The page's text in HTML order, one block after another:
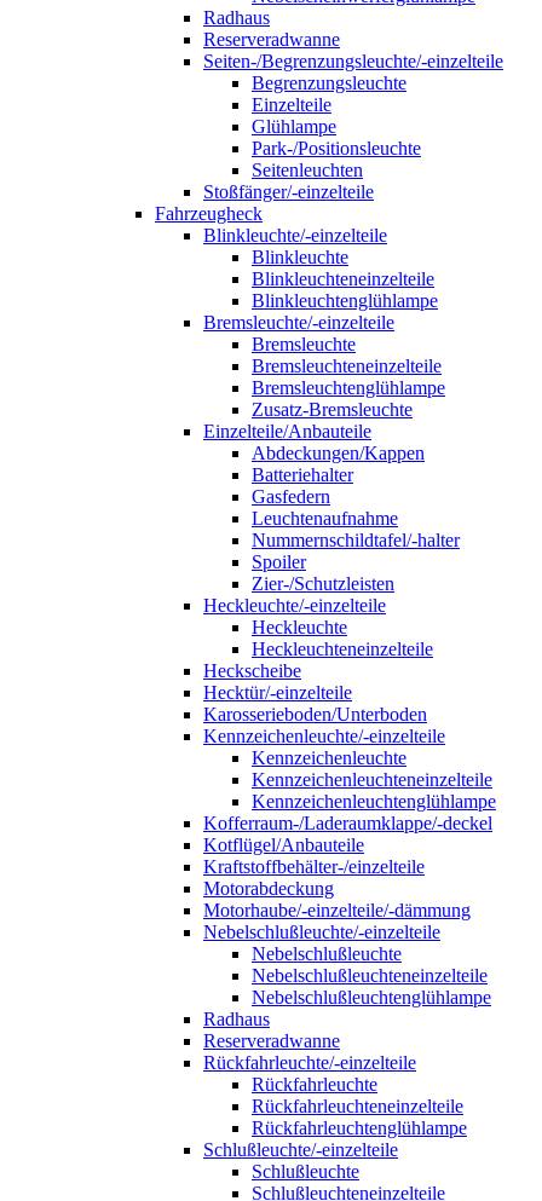
Radhaus
Reserveradwanne
Seiten-/Begrenzungsleuchte/-einzelteile
Begrenzungsleuchte
Einzelteile
Glühlampe
Park-/Positionsleuchte
Seitenleuchten
Stoßfänger/-einzelteile
Fahrzeugheck
Blinkleuchte/-einzelteile
Blinkleuchte
Blinkleuchteneinzelteile
Blinkleuchtenglühlampe
Bremsleuchte/-einzelteile
Bremsleuchte
Bremsleuchteneinzelteile
Bremsleuchtenglühlampe
Zusatz-Bremsleuchte
Einzelteile/Anbauteile
Abdeckungen/Kappen
Batteriehalter
Gasfedern
Leuchtenaufnahme
Nummernschildtafel/-halter
Spoiler
Zier-/Schutzleisten
Heckleuchte/-einzelteile
Heckleuchte
Heckleuchteneinzelteile
Heckscheibe
Hecktür/-einzelteile
Karosserieboden/Unterboden
Kennzeichenleuchte/-einzelteile
Kennzeichenleuchte
Kennzeichenleuchteneinzelteile
Kennzeichenleuchtenglühlampe
Kofferraum-/Laderaumklappe/-deckel
Kotflügel/Anbauteile
Kraftstoffbehälter-/einzelteile
Motorabdeckung
Motorhaube/-einzelteile/-dämmung
Nebelschlußleuchte/-einzelteile
Nebelschlußleuchte
Nebelschlußleuchteneinzelteile
Nebelschlußleuchtenglühlampe
Radhaus
Reserveradwanne
Rückfahrleuchte/-einzelteile
Rückfahrleuchte
Rückfahrleuchteneinzelteile
Rückfahrleuchtenglühlampe
Schlußleuchte/-einzelteile
Schlußleuchte
Schlußleuchteneinzelteile